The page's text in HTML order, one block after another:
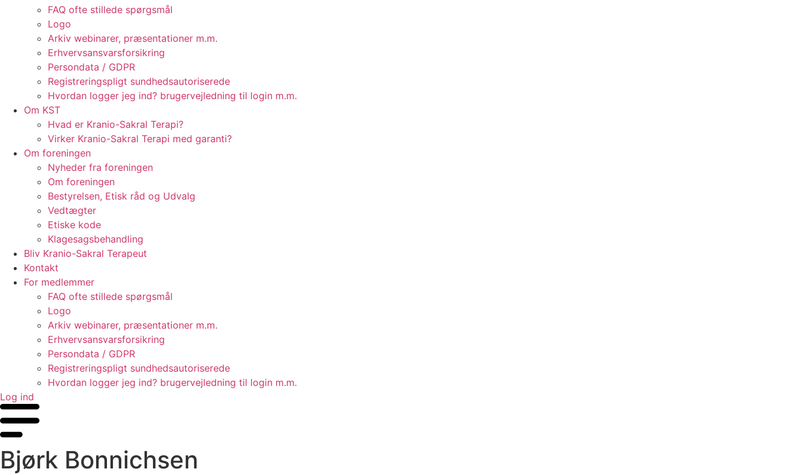
FAQ ofte stillede spørgsmål
Logo
Arkiv webinarer, præsentationer m.m.
Erhvervsansvarsforsikring
Persondata / GDPR
Registreringspligt sundhedsautoriserede
Hvordan logger jeg ind? brugervejledning til login m.m.
Om KST
Hvad er Kranio-Sakral Terapi?
Virker Kranio-Sakral Terapi med garanti?
Om foreningen
Nyheder fra foreningen
Om foreningen
Bestyrelsen, Etisk råd og Udvalg
Vedtægter
Etiske kode
Klagesagsbehandling
Bliv Kranio-Sakral Terapeut
Kontakt
For medlemmer
FAQ ofte stillede spørgsmål
Logo
Arkiv webinarer, præsentationer m.m.
Erhvervsansvarsforsikring
Persondata / GDPR
Registreringspligt sundhedsautoriserede
Hvordan logger jeg ind? brugervejledning til login m.m.
Log ind
Bjørk Bonnichsen